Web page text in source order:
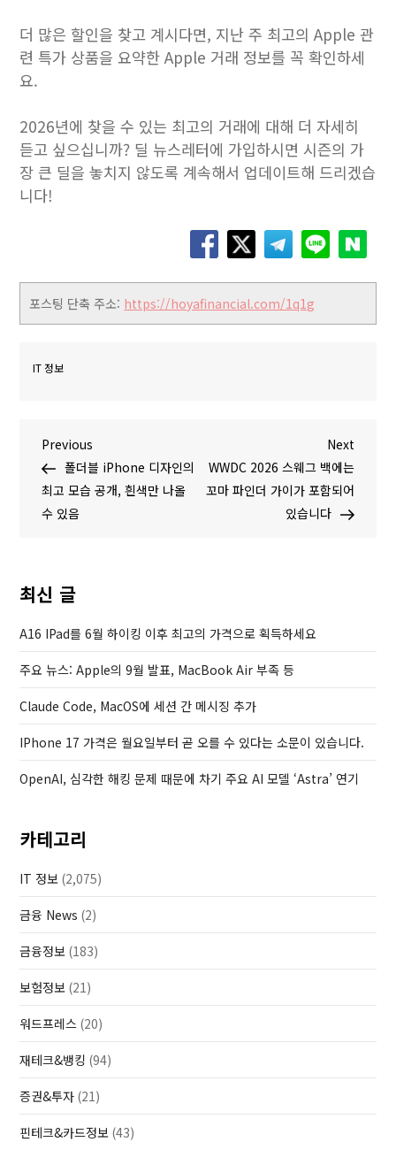
더 많은 할인을 찾고 계시다면, 지난 주 최고의 Apple 관
련 특가 상품을 요약한 Apple 거래 정보를 꼭 확인하세
요.
2026년에 찾을 수 있는 최고의 거래에 대해 더 자세히
듣고 싶으십니까? 딜 뉴스레터에 가입하시면 시즌의 가
장 큰 딜을 놓치지 않도록 계속해서 업데이트해 드리겠습
니다!
포스팅 단축 주소: https://hoyafinancial.com/1q1g
IT 정보
글
탐
P
r
e
v
s
P
o
s
Previous
폴더블 iPhone 디자인의
최고 모습 공개, 흰색만 나올
수 있음
N
e
x
t
Next
WWDC 2026 스웨그 백에는
꼬마 파인더 가이가 포함되어
있습니다
최신 글
A16 IPad를 6월 하이킹 이후 최고의 가격으로 획득하세요
주요 뉴스: Apple의 9월 발표, MacBook Air 부족 등
Claude Code, MacOS에 세션 간 메시징 추가
IPhone 17 가격은 월요일부터 곧 오를 수 있다는 소문이 있습니다.
OpenAI, 심각한 해킹 문제 때문에 차기 주요 AI 모델 ‘Astra’ 연기
카테고리
IT 정보 (2,075)
금융 News (2)
금융정보 (183)
보험정보 (21)
워드프레스 (20)
재테크&뱅킹 (94)
증권&투자 (21)
핀테크&카드정보 (43)